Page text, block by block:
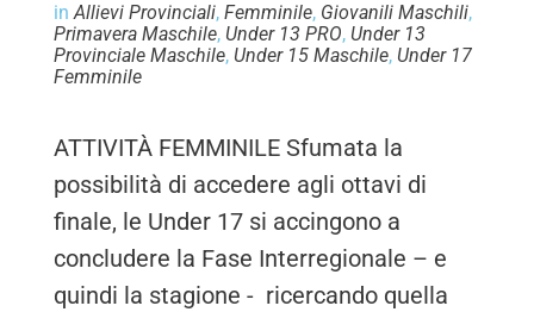
inAllievi Provinciali,Femminile, Giovanili Maschili,
Primavera Maschile, Under 13 PRO, Under 13
Provinciale Maschile, Under 15 Maschile, Under 17
Femminile
ATTIVITÀ FEMMINILE Sfumata la
possibilità di accedere agli ottavi di
finale, le Under 17 si accingono a
concludere la Fase Interregionale – e
quindi la stagione - ricercando quella